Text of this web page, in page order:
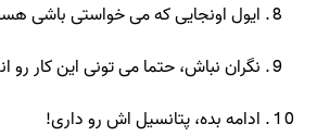
ایول اونجایی که می خواستی باشی
نگران نباش، حتما می تونی این کار رو
ادامه بده، پتانسیل اش رو داری!